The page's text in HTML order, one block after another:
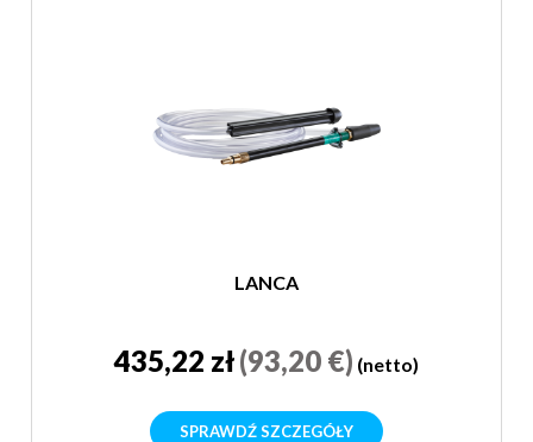
LANCA
435,22 zł(93,20 €) (netto)
SPRAWDŹ SZCZEGÓŁY